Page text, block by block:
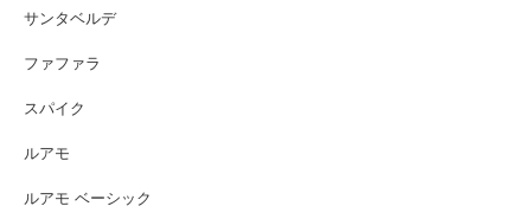
サンタベルデ
ファファラ
スパイク
ルアモ
ルアモ ベーシック